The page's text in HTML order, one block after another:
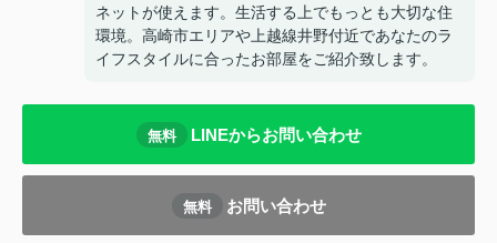
ネットが使えます。生活する上でもっとも大切な住
環境。高崎市エリアや上越線井野付近であなたのラ
イフスタイルに合ったお部屋をご紹介致します。
無料 LINEからお問い合わせ
無料 お問い合わせ